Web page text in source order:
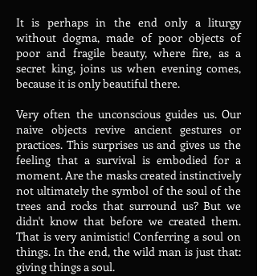
It is perhaps in the end only a liturgy
without dogma, made of poor objects of
poor and fragile beauty, where fire, as a
secret king, joins us when evening comes,
because it is only beautiful there.
Very often the unconscious guides us. Our
naive objects revive ancient gestures or
practices. This surprises us and gives us the
feeling that a survival is embodied for a
moment. Are the masks created instinctively
not ultimately the symbol of the soul of the
trees and rocks that surround us? But we
didn't know that before we created them.
That is very animistic! Conferring a soul on
things. In the end, the wild man is just that:
giving things a soul.